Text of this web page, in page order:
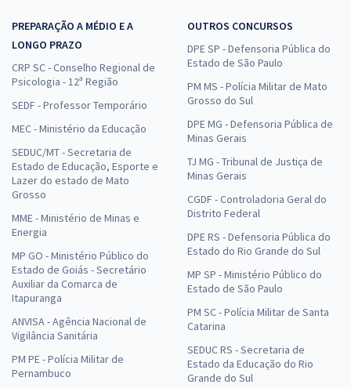
PREPARAÇÃO A MÉDIO E A
LONGO PRAZO
CRP SC - Conselho Regional de
Psicologia - 12ª Região
SEDF - Professor Temporário
MEC - Ministério da Educação
SEDUC/MT - Secretaria de
Estado de Educação, Esporte e
Lazer do estado de Mato
Grosso
MME - Ministério de Minas e
Energia
MP GO - Ministério Público do
Estado de Goiás - Secretário
Auxiliar da Comarca de
Itapuranga
ANVISA - Agência Nacional de
Vigilância Sanitária
PM PE - Polícia Militar de
Pernambuco
OUTROS CONCURSOS
DPE SP - Defensoria Pública do
Estado de São Paulo
PM MS - Polícia Militar de Mato
Grosso do Sul
DPE MG - Defensoria Pública de
Minas Gerais
TJ MG - Tribunal de Justiça de
Minas Gerais
CGDF - Controladoria Geral do
Distrito Federal
DPE RS - Defensoria Pública do
Estado do Rio Grande do Sul
MP SP - Ministério Público do
Estado de São Paulo
PM SC - Polícia Militar de Santa
Catarina
SEDUC RS - Secretaria de
Estado da Educação do Rio
Grande do Sul